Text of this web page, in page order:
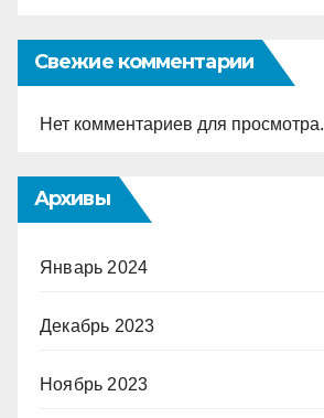
Свежие комментарии
Нет комментариев для просмотра.
Архивы
Январь 2024
Декабрь 2023
Ноябрь 2023